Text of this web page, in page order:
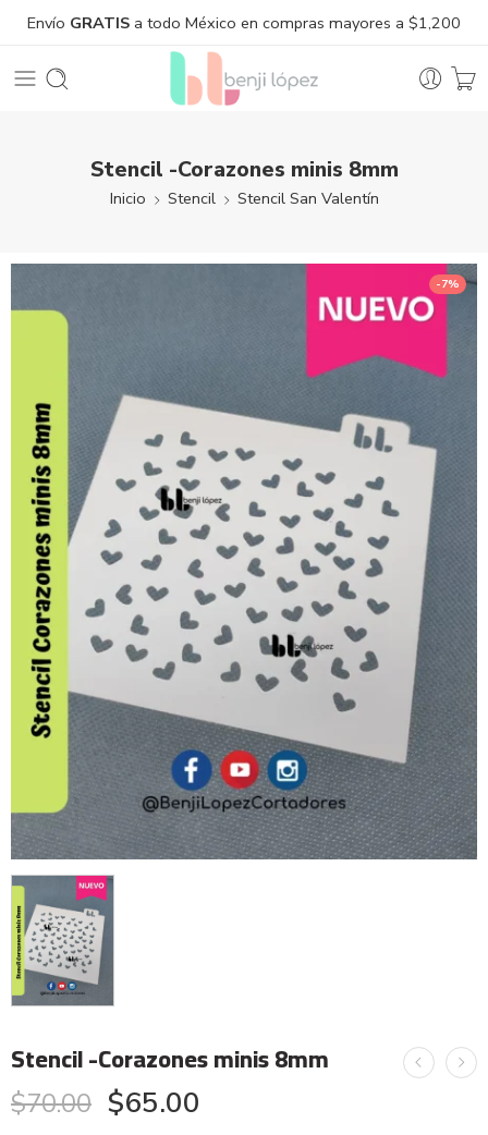
Envío GRATIS a todo México en compras mayores a $1,200
Stencil -Corazones minis 8mm
Inicio Stencil Stencil San Valentín
-7%
Stencil -Corazones minis 8mm
$70.00 $65.00